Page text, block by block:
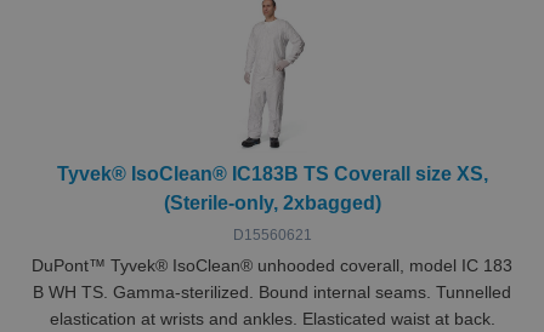
Tyvek® IsoClean® IC183B TS Coverall size XS,
(Sterile-only, 2xbagged)
D15560621
DuPont™ Tyvek® IsoClean® unhooded coverall, model IC 183
B WH TS. Gamma-sterilized. Bound internal seams. Tunnelled
elastication at wrists and ankles. Elasticated waist at back.